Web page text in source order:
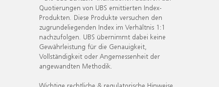
Quotierungen von UBS emittierten Index-
Produkten. Diese Produkte versuchen den
zugrundeliegenden Index im Verhältnis 1:1
nachzufolgen. UBS übernimmt dabei keine
Gewährleistung für die Genauigkeit,
Vollständigkeit oder Angemessenheit der
angewandten Methodik.